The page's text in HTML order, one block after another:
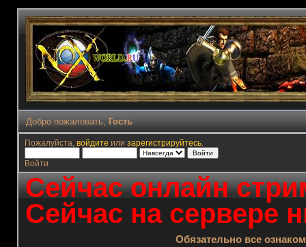
Добро пожаловать, Гость
Пожалуйста, войдите или зарегистрируйтесь.
Войти
Сейчас онлайн
Сейчас на сервере
Обязательно все